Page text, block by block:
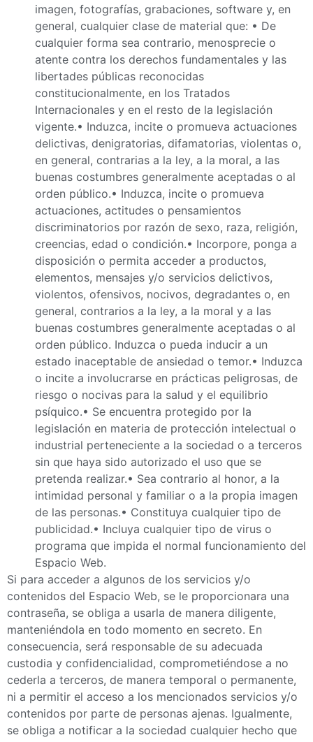
imagen, fotografías, grabaciones, software y, en
general, cualquier clase de material que: • De
cualquier forma sea contrario, menosprecie o
atente contra los derechos fundamentales y las
libertades públicas reconocidas
constitucionalmente, en los Tratados
Internacionales y en el resto de la legislación
vigente.• Induzca, incite o promueva actuaciones
delictivas, denigratorias, difamatorias, violentas o,
en general, contrarias a la ley, a la moral, a las
buenas costumbres generalmente aceptadas o al
orden público.• Induzca, incite o promueva
actuaciones, actitudes o pensamientos
discriminatorios por razón de sexo, raza, religión,
creencias, edad o condición.• Incorpore, ponga a
disposición o permita acceder a productos,
elementos, mensajes y/o servicios delictivos,
violentos, ofensivos, nocivos, degradantes o, en
general, contrarios a la ley, a la moral y a las
buenas costumbres generalmente aceptadas o al
orden público. Induzca o pueda inducir a un
estado inaceptable de ansiedad o temor.• Induzca
o incite a involucrarse en prácticas peligrosas, de
riesgo o nocivas para la salud y el equilibrio
psíquico.• Se encuentra protegido por la
legislación en materia de protección intelectual o
industrial perteneciente a la sociedad o a terceros
sin que haya sido autorizado el uso que se
pretenda realizar.• Sea contrario al honor, a la
intimidad personal y familiar o a la propia imagen
de las personas.• Constituya cualquier tipo de
publicidad.• Incluya cualquier tipo de virus o
programa que impida el normal funcionamiento del
Espacio Web.
Si para acceder a algunos de los servicios y/o
contenidos del Espacio Web, se le proporcionara una
contraseña, se obliga a usarla de manera diligente,
manteniéndola en todo momento en secreto. En
consecuencia, será responsable de su adecuada
custodia y confidencialidad, comprometiéndose a no
cederla a terceros, de manera temporal o permanente,
ni a permitir el acceso a los mencionados servicios y/o
contenidos por parte de personas ajenas. Igualmente,
se obliga a notificar a la sociedad cualquier hecho que